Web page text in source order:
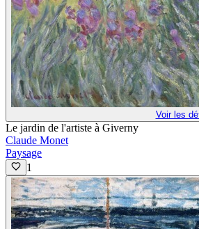
Voir les
Le jardin de l'artiste à Giverny
Claude Monet
Paysage
1